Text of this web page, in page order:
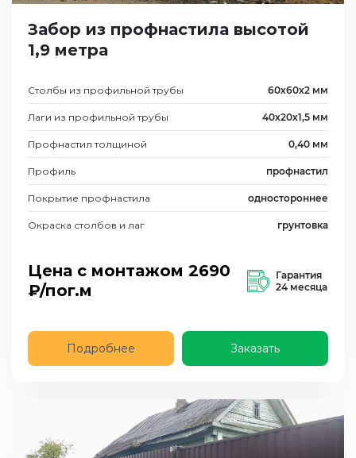
Забор из профнастила высотой
1,9 метра
Столбы из профильной трубы 60х60х2 мм
Лаги из профильной трубы 40х20х1,5 мм
Профнастил толщиной 0,40 мм
Профиль профнастил
Покрытие профнастила одностороннее
Окраска столбов и лаг грунтовка
Цена с монтажом 2690
₽/пог.м
Гарантия
24 месяца
Подробнее Заказать